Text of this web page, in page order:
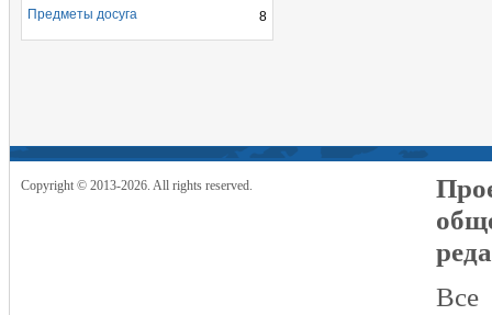
8
Предметы досуга
Copyright © 2013-2026. All rights reserved.